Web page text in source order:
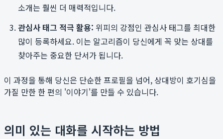
소개는 훨씬 더 매력적입니다.
관심사 태그 적극 활용: 위피의 강점인 관심사 태그를 최대한
많이 등록하세요. 이는 알고리즘이 당신에게 꼭 맞는 상대를
찾아주는 중요한 단서가 됩니다.
이 과정을 통해 당신은 단순한 프로필을 넘어, 상대방이 호기심을
가질 만한 한 편의 '이야기'를 만들 수 있습니다.
의미 있는 대화를 시작하는 방법